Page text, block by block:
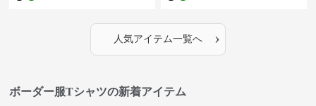
人気アイテム一覧へ ›
ボーダー服Tシャツの新着アイテム